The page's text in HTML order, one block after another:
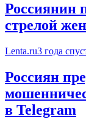
Россиянин
стрелой
Lenta.ru3 года
Россиян
в Telegram